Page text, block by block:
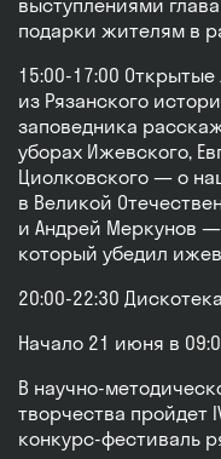
выступлениями
подарки жителям в
15:00-17:00
из Рязанского
заповедника
уборах Ижевского,
Циолковского — о
в Великой
и Андрей Меркунов —
который убедил
20:00-22:30 Дискотека
Начало 21 июня в
В научно-
творчества пройдет
конкурс-фестиваль